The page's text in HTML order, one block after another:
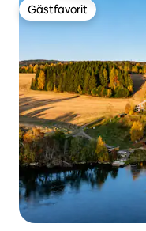
Gästfavorit
Gästfavorit